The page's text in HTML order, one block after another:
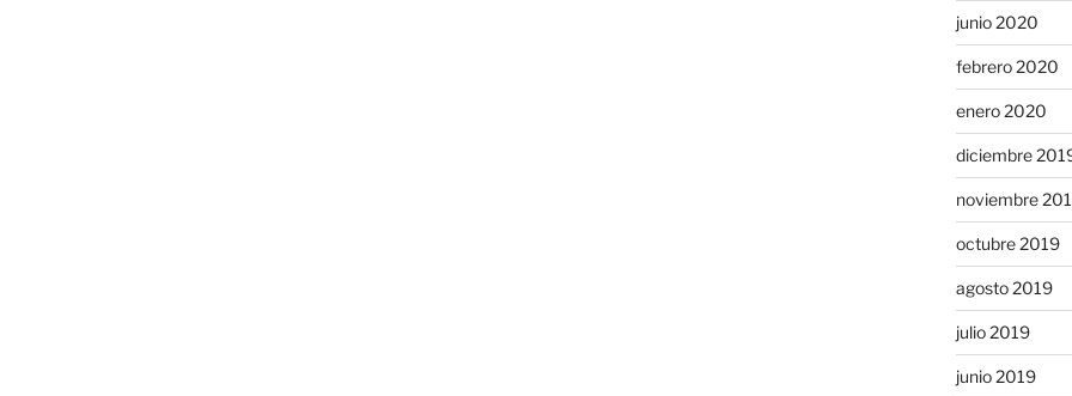
junio 2020
febrero 2020
enero 2020
diciembre
noviembre
octubre 2019
agosto 2019
julio 2019
junio 2019